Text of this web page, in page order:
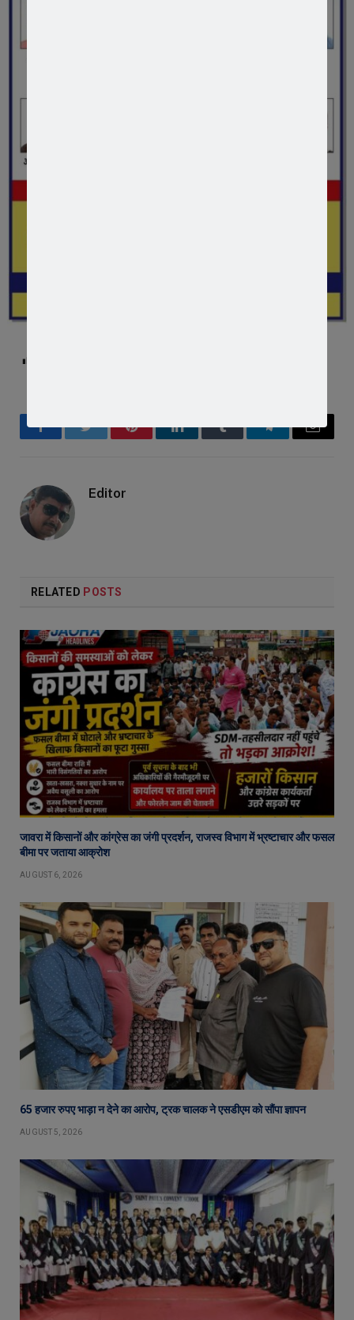
FacebookTwitter PinterestLinkedInTumblr TelegramEmail
Editor
RELATED POSTS
जावरा में किसानों और कांग्रेस का जंगी प्रदर्शन, राजस्व विभाग में भ्रष्टाचार और फसल
बीमा पर जताया आक्रोश
AUGUST 6, 2026
65 हजार रुपए भाड़ा न देने का आरोप, ट्रक चालक ने एसडीएम को सौंपा ज्ञापन
AUGUST 5, 2026